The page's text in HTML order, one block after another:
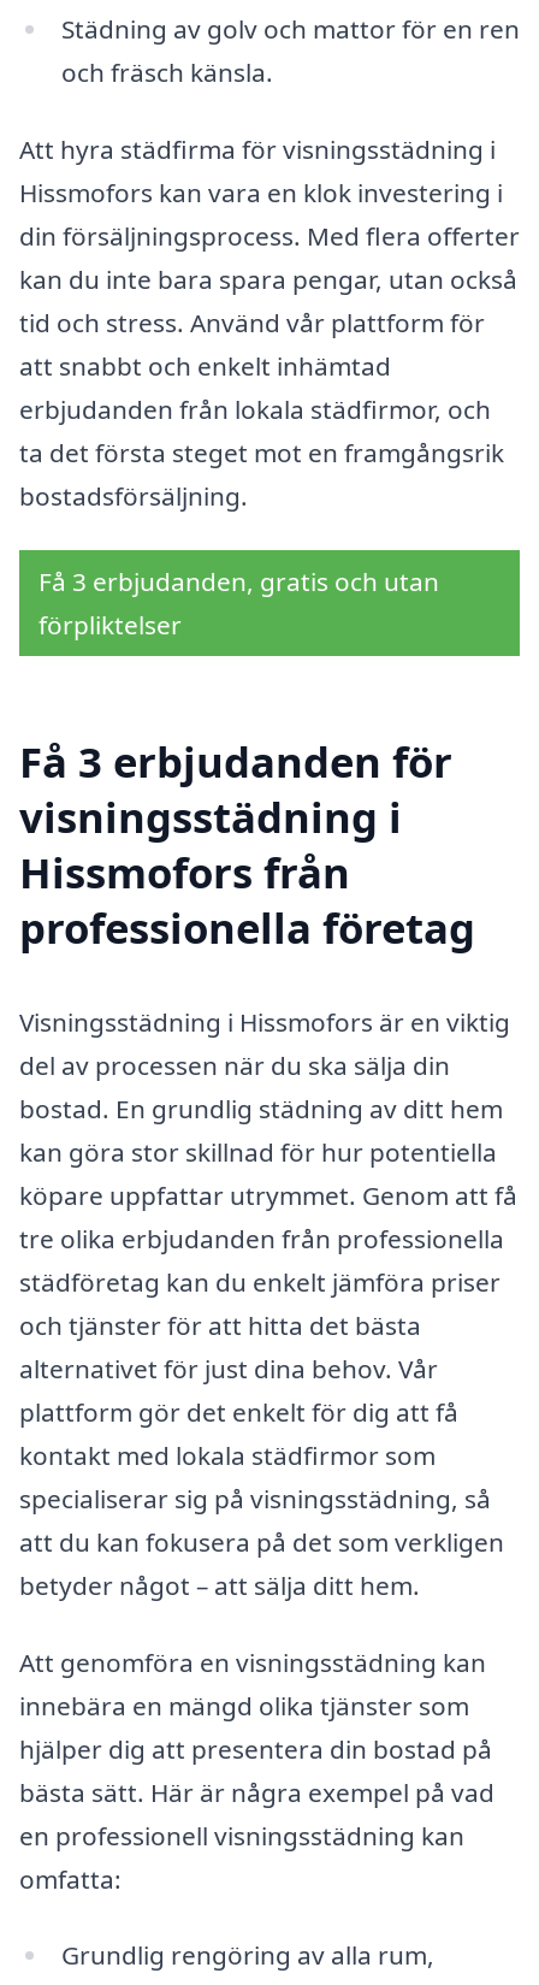
Städning av golv och mattor för en ren
och fräsch känsla.
Att hyra städfirma för visningsstädning i
Hissmofors kan vara en klok investering i
din försäljningsprocess. Med flera offerter
kan du inte bara spara pengar, utan också
tid och stress. Använd vår plattform för
att snabbt och enkelt inhämtad
erbjudanden från lokala städfirmor, och
ta det första steget mot en framgångsrik
bostadsförsäljning.
Få 3 erbjudanden, gratis och utan
förpliktelser
Få 3 erbjudanden för
visningsstädning i
Hissmofors från
professionella företag
Visningsstädning i Hissmofors är en viktig
del av processen när du ska sälja din
bostad. En grundlig städning av ditt hem
kan göra stor skillnad för hur potentiella
köpare uppfattar utrymmet. Genom att få
tre olika erbjudanden från professionella
städföretag kan du enkelt jämföra priser
och tjänster för att hitta det bästa
alternativet för just dina behov. Vår
plattform gör det enkelt för dig att få
kontakt med lokala städfirmor som
specialiserar sig på visningsstädning, så
att du kan fokusera på det som verkligen
betyder något – att sälja ditt hem.
Att genomföra en visningsstädning kan
innebära en mängd olika tjänster som
hjälper dig att presentera din bostad på
bästa sätt. Här är några exempel på vad
en professionell visningsstädning kan
omfatta:
Grundlig rengöring av alla rum,